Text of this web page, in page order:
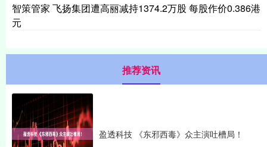
智策管家 飞扬集团遭高丽减持1374.2万股 每股作价0.386港
元
推荐资讯
盈透科技 《东邪西毒》众主演吐槽局！